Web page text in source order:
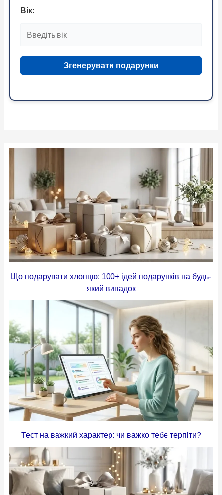
Вік:
Згенерувати подарунки
Що подарувати хлопцю: 100+ ідей подарунків на будь-
який випадок
Тест на важкий характер: чи важко тебе терпіти?